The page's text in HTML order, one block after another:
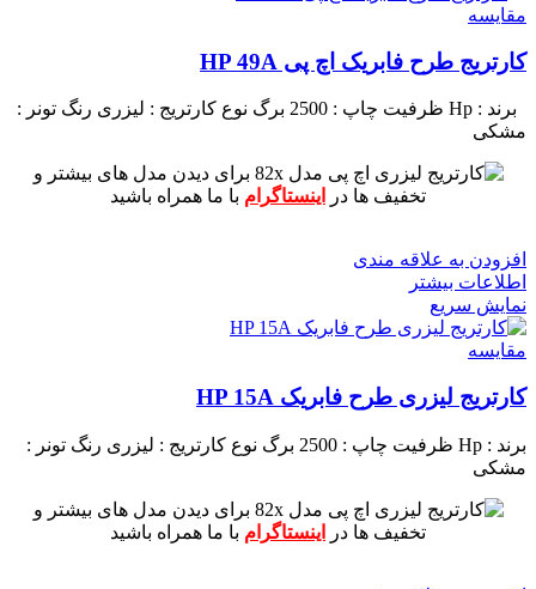
مقايسه
کارتریج طرح فابریک اچ پی HP 49A
برند : Hp ظرفیت چاپ : 2500 برگ نوع کارتریج : لیزری رنگ تونر :
مشکی
برای دیدن مدل های بیشتر و
تخفیف ها در
اینستاگرام با ما همراه باشید
افزودن به علاقه مندی
اطلاعات بیشتر
نمایش سریع
مقايسه
کارتریج لیزری طرح فابریک HP 15A
برند : Hp ظرفیت چاپ : 2500 برگ نوع کارتریج : لیزری رنگ تونر :
مشکی
برای دیدن مدل های بیشتر و
تخفیف ها در
اینستاگرام با ما همراه باشید